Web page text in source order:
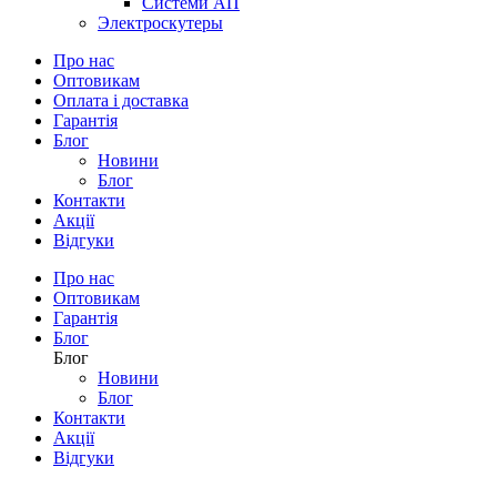
Электроскутеры
Про нас
Оптовикам
Оплата і доставка
Гарантія
Блог
Новини
Блог
Контакти
Акції
Відгуки
Про нас
Оптовикам
Гарантія
Блог
Блог
Новини
Блог
Контакти
Акції
Відгуки